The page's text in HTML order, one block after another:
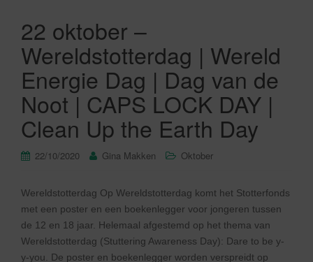
22 oktober –
Wereldstotterdag | Wereld
Energie Dag | Dag van de
Noot | CAPS LOCK DAY |
Clean Up the Earth Day
22/10/2020 Gina Makken Oktober
Wereldstotterdag Op Wereldstotterdag komt het Stotterfonds
met een poster en een boekenlegger voor jongeren tussen
de 12 en 18 jaar. Helemaal afgestemd op het thema van
Wereldstotterdag (Stuttering Awareness Day): Dare to be y-
y-you. De poster en boekenlegger worden verspreidt op